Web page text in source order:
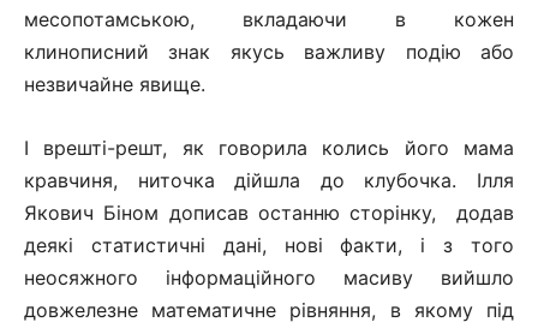
месопотамською, вкладаючи в кожен
клинописний знак якусь важливу подію або
незвичайне явище.
І врешті-решт, як говорила колись його мама
кравчиня, ниточкадійшла до клубочка. Ілля
Якович Біном дописав останню сторінку, додав
деякі статистичні дані, нові факти, і з того
неосяжного інформаційного масиву вийшло
довжелезне математичне рівняння, в якому під